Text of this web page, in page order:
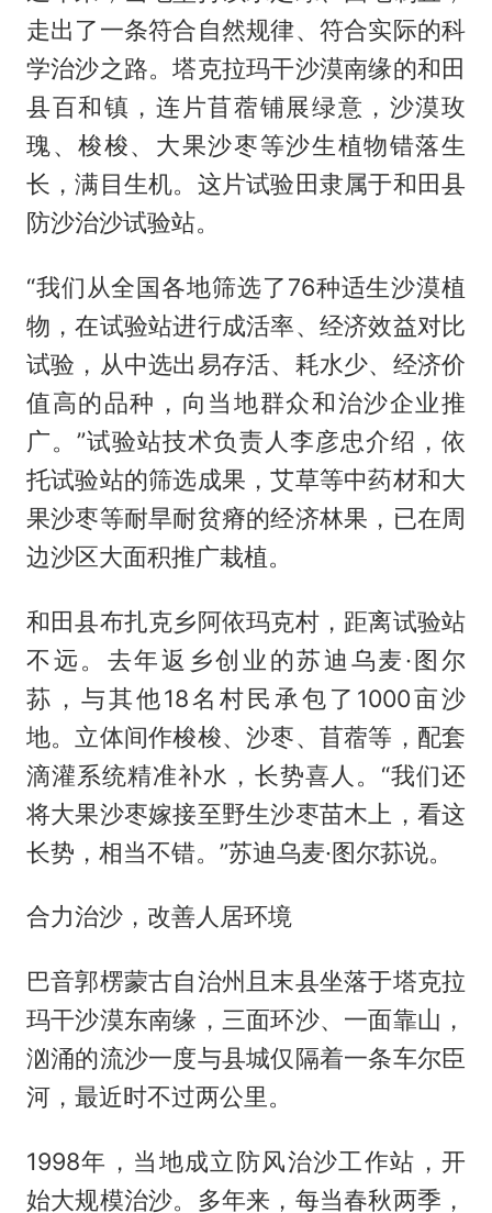
走出了一条符合自然规律、符合实际的科
学治沙之路。塔克拉玛干沙漠南缘的和田
县百和镇，连片苜蓿铺展绿意，沙漠玫
瑰、梭梭、大果沙枣等沙生植物错落生
长，满目生机。这片试验田隶属于和田县
防沙治沙试验站。
“我们从全国各地筛选了76种适生沙漠植
物，在试验站进行成活率、经济效益对比
试验，从中选出易存活、耗水少、经济价
值高的品种，向当地群众和治沙企业推
广。”试验站技术负责人李彦忠介绍，依
托试验站的筛选成果，艾草等中药材和大
果沙枣等耐旱耐贫瘠的经济林果，已在周
边沙区大面积推广栽植。
和田县布扎克乡阿依玛克村，距离试验站
不远。去年返乡创业的苏迪乌麦·图尔
荪，与其他18名村民承包了1000亩沙
地。立体间作梭梭、沙枣、苜蓿等，配套
滴灌系统精准补水，长势喜人。“我们还
将大果沙枣嫁接至野生沙枣苗木上，看这
长势，相当不错。”苏迪乌麦·图尔荪说。
合力治沙，改善人居环境
巴音郭楞蒙古自治州且末县坐落于塔克拉
玛干沙漠东南缘，三面环沙、一面靠山，
汹涌的流沙一度与县城仅隔着一条车尔臣
河，最近时不过两公里。
1998年，当地成立防风治沙工作站，开
始大规模治沙。多年来，每当春秋两季，